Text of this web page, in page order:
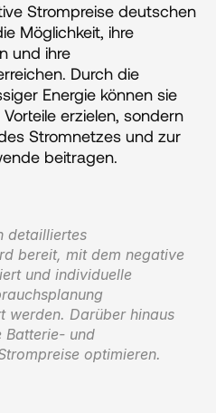
Strompreise deutschen
Möglichkeit, ihre
und ihre
Durch die
Energie können sie
erzielen, sondern
Stromnetzes und zur
beitragen.
detailliertes
bereit, mit dem negative
und individuelle
werden. Darüber hinaus
Batterie- und
optimieren.